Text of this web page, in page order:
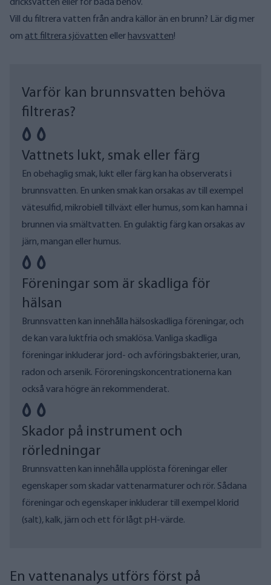
dricksvatten eller för båda behov.
Vill du filtrera vatten från andra källor än en brunn? Lär dig mer
om att filtrera sjövatten eller havsvatten!
Varför kan brunnsvatten behöva
filtreras?
Vattnets lukt, smak eller färg
En obehaglig smak, lukt eller färg kan ha observerats i
brunnsvatten. En unken smak kan orsakas av till exempel
vätesulfid, mikrobiell tillväxt eller humus, som kan hamna i
brunnen via smältvatten. En gulaktig färg kan orsakas av
järn, mangan eller humus.
Föreningar som är skadliga för
hälsan
Brunnsvatten kan innehålla hälsoskadliga föreningar, och
de kan vara luktfria och smaklösa. Vanliga skadliga
föreningar inkluderar jord- och avföringsbakterier, uran,
radon och arsenik. Föroreningskoncentrationerna kan
också vara högre än rekommenderat.
Skador på instrument och
rörledningar
Brunnsvatten kan innehålla upplösta föreningar eller
egenskaper som skadar vattenarmaturer och rör. Sådana
föreningar och egenskaper inkluderar till exempel klorid
(salt), kalk, järn och ett för lågt pH-värde.
En vattenanalys utförs först på